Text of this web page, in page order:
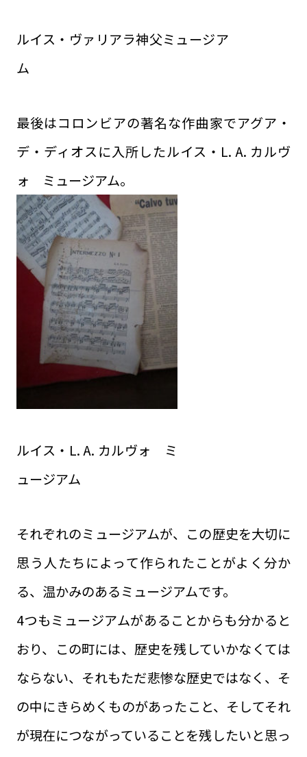
ルイス・ヴァリアラ神父ミュージア
ム
最後はコロンビアの著名な作曲家でアグア・
デ・ディオスに入所したルイス・L. A. カルヴ
ォ ミュージアム。
ルイス・L. A. カルヴォ ミ
ュージアム
それぞれのミュージアムが、この歴史を大切に
思う人たちによって作られたことがよく分か
る、温かみのあるミュージアムです。
4つもミュージアムがあることからも分かると
おり、この町には、歴史を残していかなくては
ならない、それもただ悲惨な歴史ではなく、そ
の中にきらめくものがあったこと、そしてそれ
が現在につながっていることを残したいと思っ